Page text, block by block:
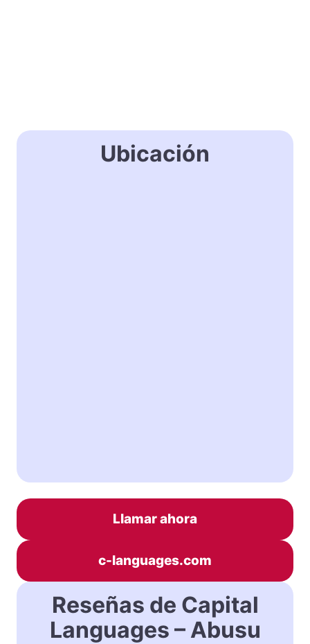
Ubicación
Llamar ahora
c-languages.com
Reseñas de Capital
Languages – Abusu